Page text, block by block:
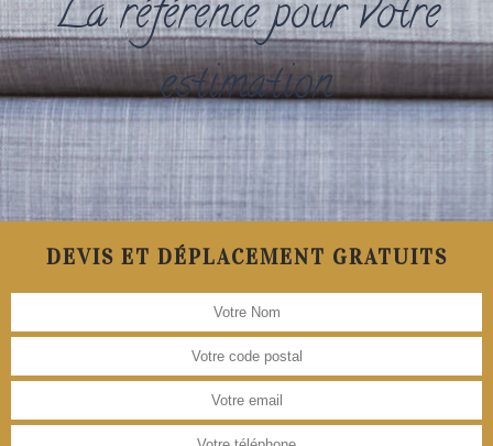
La référence pour votre
estimation
DEVIS ET DÉPLACEMENT GRATUITS